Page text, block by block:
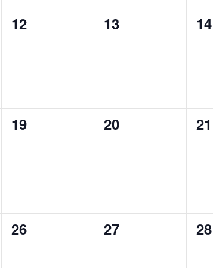
0
12
0
13
0
14
0
19
0
20
0
21
0
26
0
27
0
28